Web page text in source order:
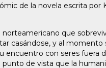
de la novela escrita
norteamericano que
casándose, y al
encuentro con seres fuera
de vista que la